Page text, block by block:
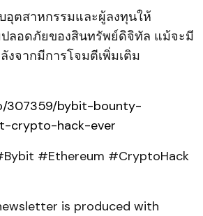
อุตสาหกรรมและผู้ลงทุนให้
ปลอดภัยของสินทรัพย์ดิจิทัล แม้จะมี
งจากมีการโจมตีเพิ่มเติม
307359/bybit-bounty-
crypto-hack-ever
#Ethereum #CryptoHack
is produced with